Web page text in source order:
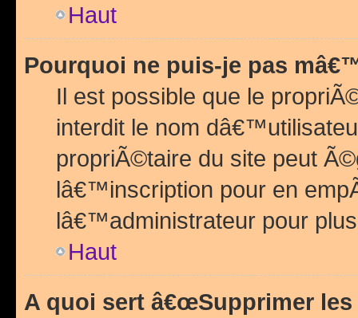
Haut
Pourquoi ne puis-je pas
Il est possible que le
interdit le nom
propriÃ©taire du site peut
lâ€™inscription pour en
lâ€™administrateur pour
Haut
A quoi sert â€œSupprimer les